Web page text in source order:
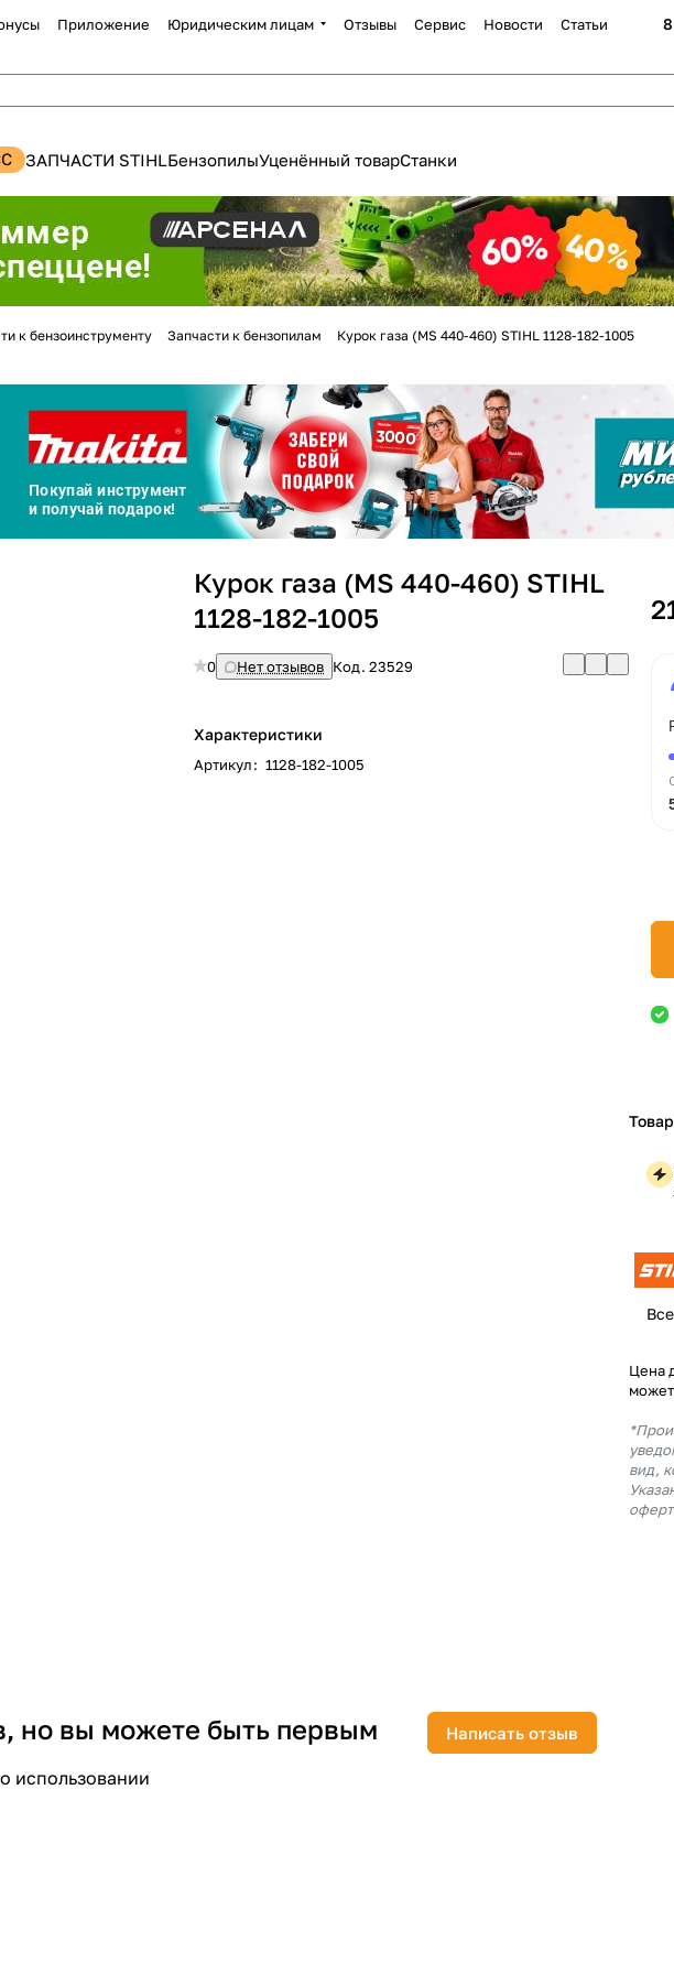
Приложение Юридическим лицам Отзывы Сервис Новости Статьи
ЗАПЧАСТИ STIHLБензопилыУценённый товарСтанки
к бензоинструменту Запчасти к бензопилам Курок газа (MS 440-460) STIHL 1128-182-1005
Курок газа (MS 440-460) STIHL
1128-182-1005
0 Нет отзывов Код.23529
Характеристики
Артикул: 1128-182-1005
Цена
может
вид,
но вы можете быть первым
использовании
Написать отзыв
Для клиентов всех банков
без переплат
График платежей